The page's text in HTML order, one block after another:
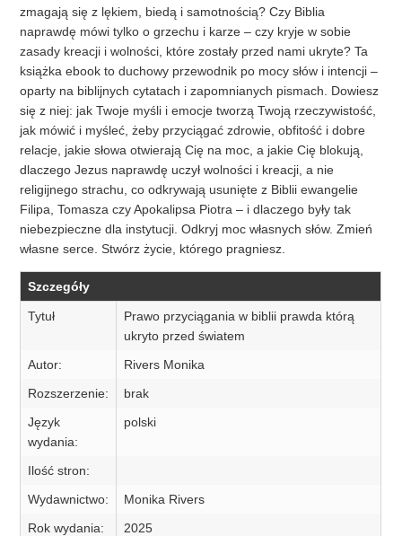
zmagają się z lękiem, biedą i samotnością? Czy Biblia
naprawdę mówi tylko o grzechu i karze – czy kryje w sobie
zasady kreacji i wolności, które zostały przed nami ukryte? Ta
książka ebook to duchowy przewodnik po mocy słów i intencji –
oparty na biblijnych cytatach i zapomnianych pismach. Dowiesz
się z niej: jak Twoje myśli i emocje tworzą Twoją rzeczywistość,
jak mówić i myśleć, żeby przyciągać zdrowie, obfitość i dobre
relacje, jakie słowa otwierają Cię na moc, a jakie Cię blokują,
dlaczego Jezus naprawdę uczył wolności i kreacji, a nie
religijnego strachu, co odkrywają usunięte z Biblii ewangelie
Filipa, Tomasza czy Apokalipsa Piotra – i dlaczego były tak
niebezpieczne dla instytucji. Odkryj moc własnych słów. Zmień
własne serce. Stwórz życie, którego pragniesz.
Szczegóły
Tytuł
Prawo przyciągania w biblii prawda którą
ukryto przed światem
Autor:
Rivers Monika
Rozszerzenie:
brak
Język
wydania:
polski
Ilość stron:
Wydawnictwo:
Monika Rivers
Rok wydania:
2025